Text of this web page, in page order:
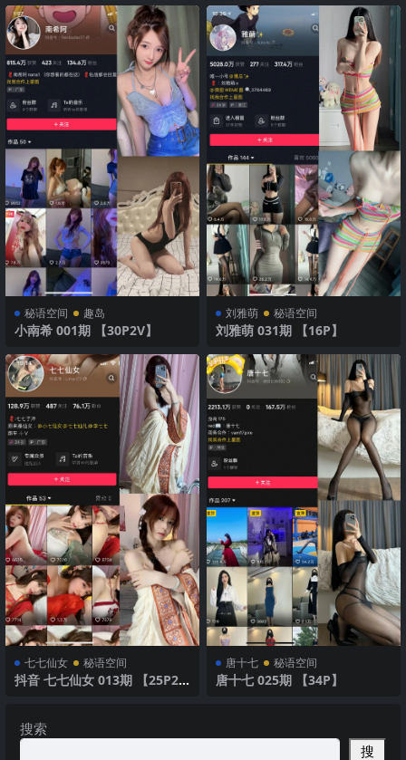
秘语空间 趣岛
小南希 001期 【30P2V】
刘雅萌 秘语空间
刘雅萌 031期 【16P】
七七仙女 秘语空间
抖音 七七仙女 013期 【25P2
唐十七 秘语空间
唐十七 025期 【34P】
搜索
搜